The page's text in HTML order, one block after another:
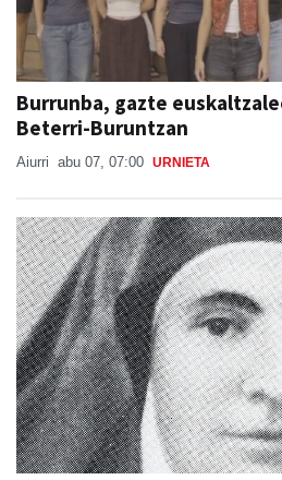
Burrunba, gazte
Beterri-Buruntzan
Aiurri abu 07, 07:00 URNIETA